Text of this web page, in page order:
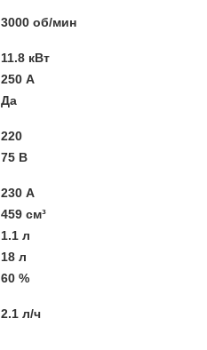
3000 об/мин
11.8 кВт
250 А
Да
220
75 В
230 А
459 см³
1.1 л
18 л
60 %
2.1 л/ч